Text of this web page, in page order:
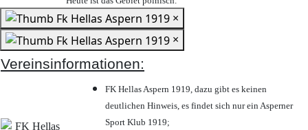
×
×
Vereinsinformationen:
FK Hellas Aspern 1919, dazu gibt es keinen
deutlichen Hinweis, es findet sich nur ein Asperner
Sport Klub 1919;